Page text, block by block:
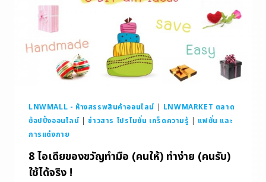
LNWMALL - ห้างสรรพสินค้าออนไลน์
LNWMARKET ตลาด
ช้อปปิ้งออนไลน์ |ข่าวสาร โปรโมชั่น เกร็ดความรู้
แฟชั่น และ
การแต่งกาย
8 ไอเดียของขวัญทำมือ (คนให้) ทำง่าย (คนรับ)
ใช้ได้จริง !